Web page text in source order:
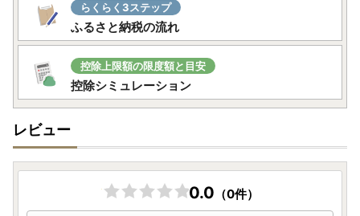
【休業期間中のお問い合わせについて】
休業日にいただいたメールでのお問い合わせは、翌営業日以
降に順次回答いたします。
通常よりお時間をいただく場合がございますので、あらかじ
めご了承ください。
らくらく3ステップ
ふるさと納税の流れ
控除上限額の限度額と目安
控除シミュレーション
レビュー
0.0 （0件）